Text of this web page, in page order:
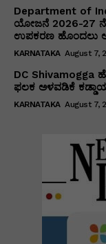
Department of
ಯೋಜನೆ 2026-27 ನೇ
ಉಪಕರಣ ಹೊಂದಲು
KARNATAKA August 7,
DC Shivamogga
ಫಲಕ ಅಳವಡಿಕೆ
KARNATAKA August 7,